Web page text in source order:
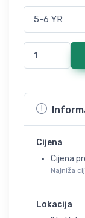
Cijena
Cijena
Najniža
Lokacija